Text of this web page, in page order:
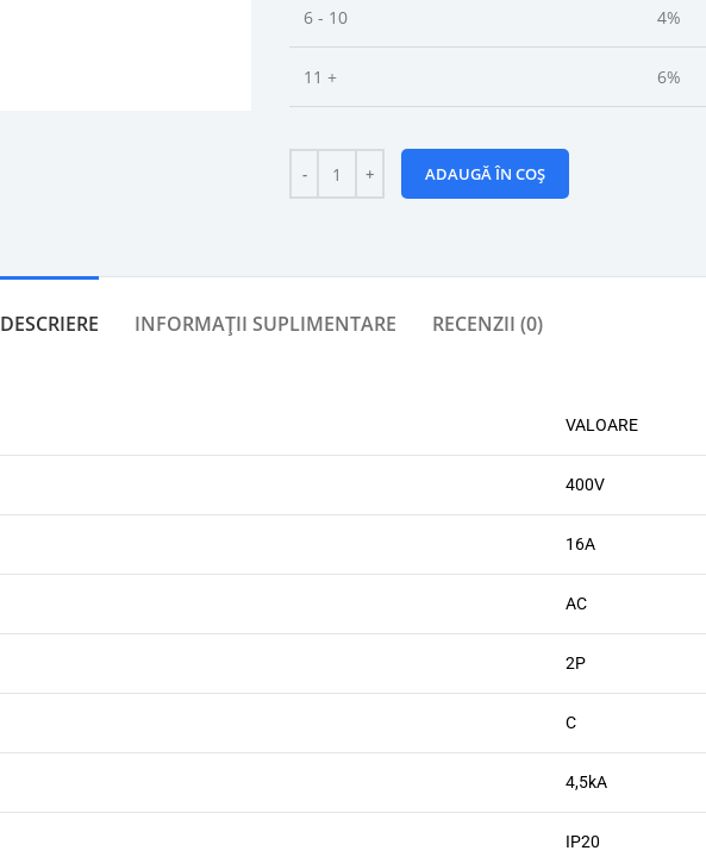
6 - 10 4%
11 + 6%
ADAUGĂ ÎN COȘ
DESCRIERE INFORMAȚII SUPLIMENTARE RECENZII (0)
VALOARE
400V
16A
AC
2P
C
4,5kA
IP20